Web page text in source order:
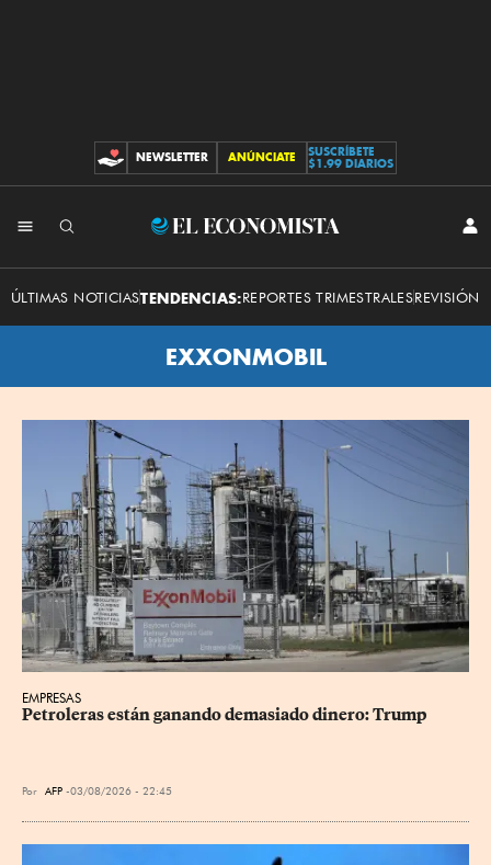
CONTRIBUCIONES
NEWSLETTER ANÚNCIATE
SUSCRÍBETE
$1.99 DIARIOS
El
Economista
ÚLTIMAS NOTICIASTENDENCIAS:REPORTES TRIMESTRALESREVISIÓN
EXXONMOBIL
EMPRESAS
Petroleras están ganando demasiado dinero: Trump
Por AFP 03/08/2026 - 22:45